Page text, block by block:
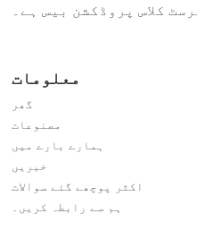
کلاس پروڈکشن بیس ہے۔
معلومات
گھر
مصنوعات
ہمارے بارے میں
خبریں
اکثر پوچھے گئے سوالات
ہم سے رابطہ کریں۔